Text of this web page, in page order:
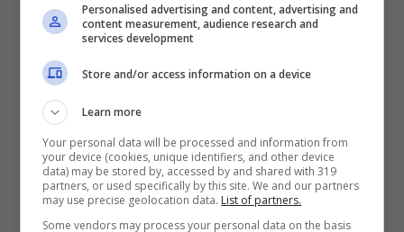
lunga, sono cose che ti fanno arrabbiare e
stancare”.
Personalised advertising and content, advertising and
content measurement, audience research and
services development
Store and/or access information on a device
Learn more
Your personal data will be processed and information from
your device (cookies, unique identifiers, and other device
data) may be stored by, accessed by and shared with 319
partners, or used specifically by this site. We and our partners
may use precise geolocation data. List of partners.
Some vendors may process your personal data on the basis